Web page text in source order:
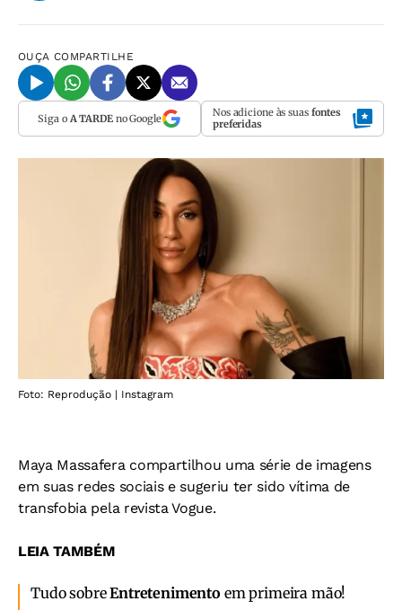
OUÇA COMPARTILHE
Siga o A TARDEno Google Nos adicione às suas fontes
preferidas
Foto: Reprodução | Instagram
Maya Massafera compartilhou uma série de imagens
em suas redes sociais e sugeriu ter sido vítima de
transfobia pela revista Vogue.
LEIA TAMBÉM
Tudo sobreEntretenimento em primeira mão!